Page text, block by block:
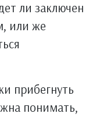
ли заключен
или же
прибегнуть
понимать,